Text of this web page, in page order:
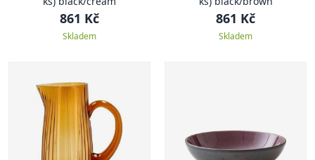
861 Kč
Skladem
861 Kč
Skladem